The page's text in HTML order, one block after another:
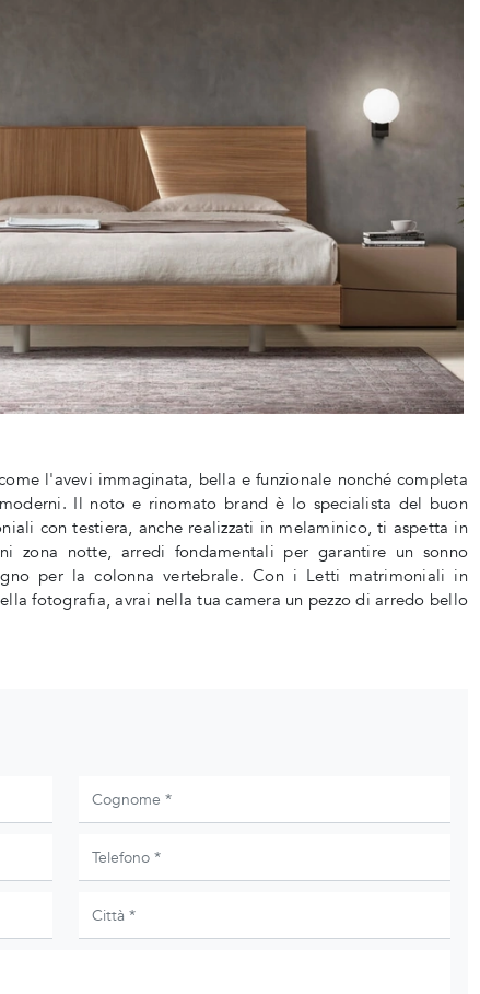
l'avevi immaginata, bella e funzionale nonché completa
Il noto e rinomato brand è lo specialista del buon
con testiera, anche realizzati in melaminico, ti aspetta in
zona notte, arredi fondamentali per garantire un sonno
per la colonna vertebrale. Con i Letti matrimoniali in
fotografia, avrai nella tua camera un pezzo di arredo bello